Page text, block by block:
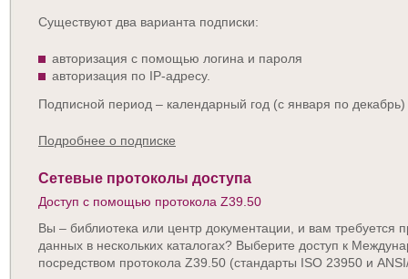
Существуют два варианта подписки:
авторизация с помощью логина и пароля
авторизация по IP-адресу.
Подписной период – календарный год (с января по декабрь)
Подробнее о подписке
Сетевые протоколы доступа
Доступ с помощью протокола Z39.50
Вы – библиотека или центр документации, и вам требуется
данных в нескольких каталогах? Выберите доступ к
посредством протокола Z39.50 (стандарты ISO 23950 и